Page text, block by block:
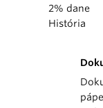
2% dane
História